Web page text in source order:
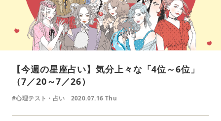
【今週の星座占い】気分上々な「4位～6位」
（7／20～7／26）
#心理テスト・占い 2020.07.16 Thu